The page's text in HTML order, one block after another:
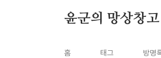
윤군의 망상창고
홈 태그 방명